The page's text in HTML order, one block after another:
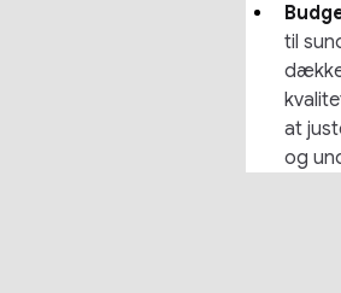
til
at
og